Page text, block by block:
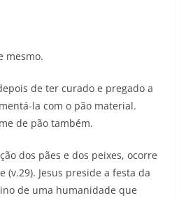
mesmo.
de ter curado e pregado a
la com o pão material.
de pão também.
dos pães e dos peixes, ocorre
(v.29). Jesus preside a festa da
de uma humanidade que